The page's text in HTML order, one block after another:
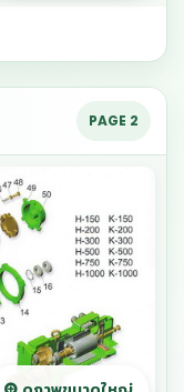
PAGE 2